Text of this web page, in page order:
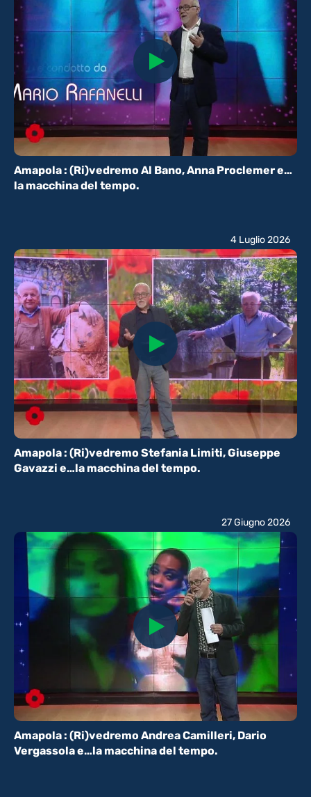
Amapola : (Ri)vedremo Al Bano, Anna Proclemer e…
la macchina del tempo.
Amapola : (Ri)vedremo Stefania Limiti, Giuseppe
Gavazzi e…la macchina del tempo.
4 Luglio 2026
Amapola : (Ri)vedremo Andrea Camilleri, Dario
Vergassola e…la macchina del tempo.
27 Giugno 2026